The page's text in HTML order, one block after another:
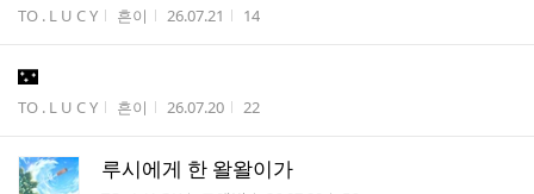
게시판명
TO . L U C Y 작성자
흔이 작성시간
26.07.21 조회수
14
🌃
게시판명
TO . L U C Y 작성자
흔이 작성시간
26.07.20 조회수
22
루시에게 한 왈왈이가